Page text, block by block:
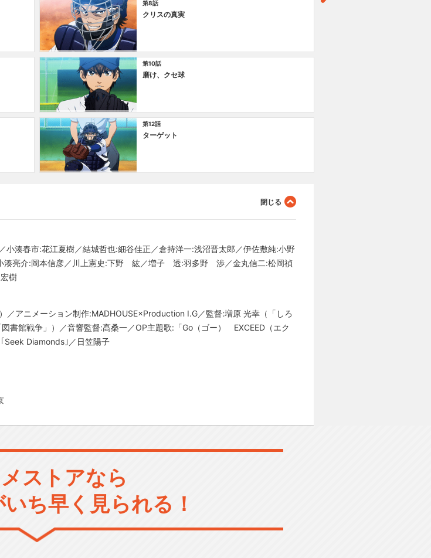
第8話
クリスの真実
第10話
磨け、クセ球
第12話
ターゲット
湊春市:花江夏樹／結城哲也:細谷佳正／倉持洋一:浅沼晋太郎／伊佐敷純:小野
湊亮介:岡本信彦／川上憲史:下野 紘／増子 透:羽多野 渉／金丸信二:松岡禎
樹
／アニメーション制作:MADHOUSE×Production I.G／監督:増原 光幸（「しろ
書館戦争」）／音響監督:髙桑一／OP主題歌:「Go（ゴー） EXCEED（エク
Seek Diamonds｣／日笠陽子
ストアなら
ち早く見られる！